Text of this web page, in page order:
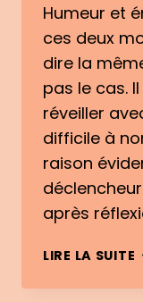
Humeur et
ces deux
dire la
pas le cas.
réveiller
difficile à
raison
après
LIRE LA SUITE